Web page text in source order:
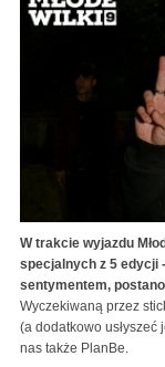
W trakcie wyjazdu
specjalnych z 5 edycji
sentymentem,
Wyczekiwaną przez
(a dodatkowo usłyszeć
nas także PlanBe.